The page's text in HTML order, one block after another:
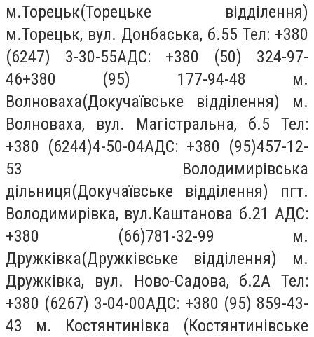
м.Торецьк(Торецьке відділення)
м.Торецьк, вул. Донбаська, б.55 Тел: +380
(6247) 3-30-55АДС: +380 (50) 324-97-
46+380 (95) 177-94-48 м.
Волноваха(Докучаївське відділення) м.
Волноваха, вул. Магістральна, б.5 Тел:
+380 (6244)4-50-04АДС: +380 (95)457-12-
53 Володимирівська
дільниця(Докучаївське відділення) пгт.
Володимирівка, вул.Каштанова б.21 АДС:
+380 (66)781-32-99 м.
Дружківка(Дружківське відділення) м.
Дружківка, вул. Ново-Садова, б.2А Тел:
+380 (6267) 3-04-00АДС: +380 (95) 859-43-
43 м. Костянтинівка (Костянтинівське